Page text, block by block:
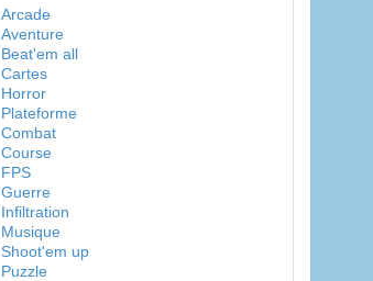
Arcade
Aventure
Beat'em all
Cartes
Horror
Plateforme
Combat
Course
FPS
Guerre
Infiltration
Musique
Shoot'em up
Puzzle